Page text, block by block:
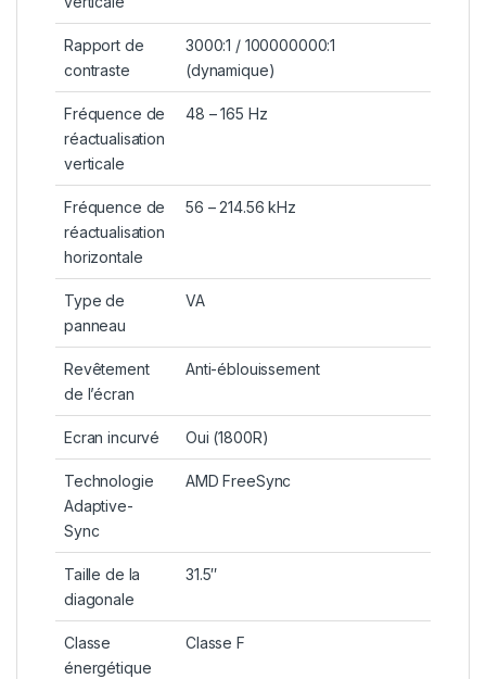
Rapport de
contraste
3000:1 / 100000000:1
(dynamique)
Fréquence de
réactualisation
verticale
48 – 165 Hz
Fréquence de
réactualisation
horizontale
56 – 214.56 kHz
Type de
panneau
VA
Revêtement
de l’écran
Anti-éblouissement
Ecran incurvé Oui (1800R)
Technologie
Adaptive-
Sync
AMD FreeSync
Taille de la
diagonale
31.5″
Classe
énergétique
Classe F